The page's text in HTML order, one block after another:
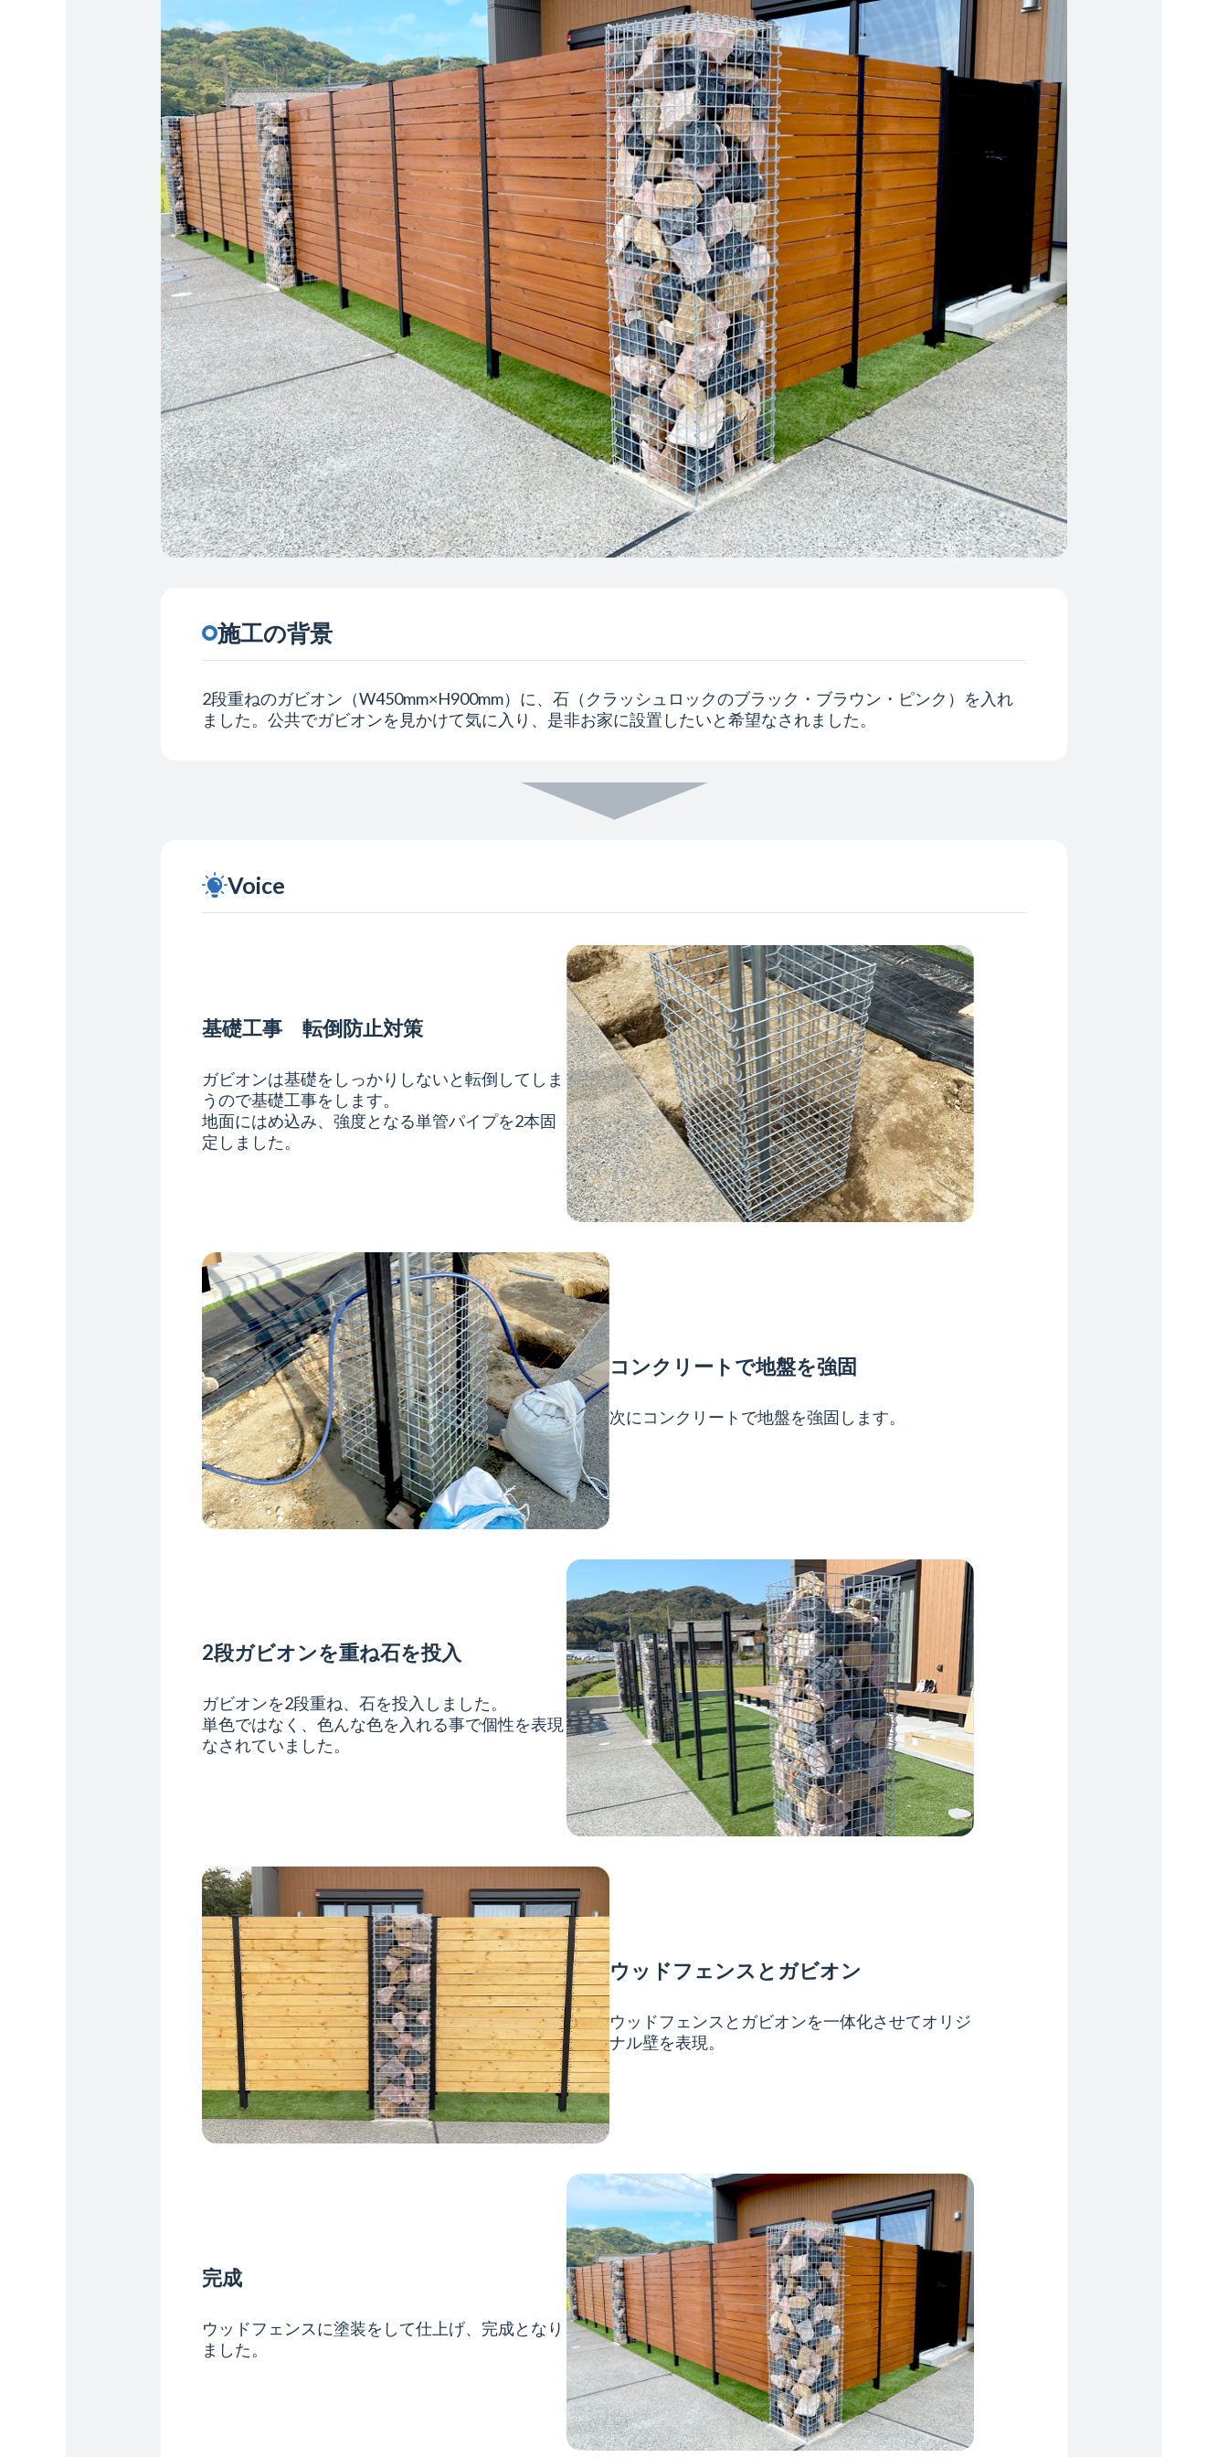
施工の背景
2段重ねのガビオン（W450mm×H900mm）に、石（クラッシュロックのブラック・ブラウン・ピンク）を入れ
ました。公共でガビオンを見かけて気に入り、是非お家に設置したいと希望なされました。
Voice
基礎工事 転倒防止対策
ガビオンは基礎をしっかりしないと転倒してしま
うので基礎工事をします。
地面にはめ込み、強度となる単管パイプを2本固
定しました。
コンクリートで地盤を強固
次にコンクリートで地盤を強固します。
2段ガビオンを重ね石を投入
ガビオンを2段重ね、石を投入しました。
単色ではなく、色んな色を入れる事で個性を表現
なされていました。
ウッドフェンスとガビオン
ウッドフェンスとガビオンを一体化させてオリジ
ナル壁を表現。
完成
ウッドフェンスに塗装をして仕上げ、完成となり
ました。